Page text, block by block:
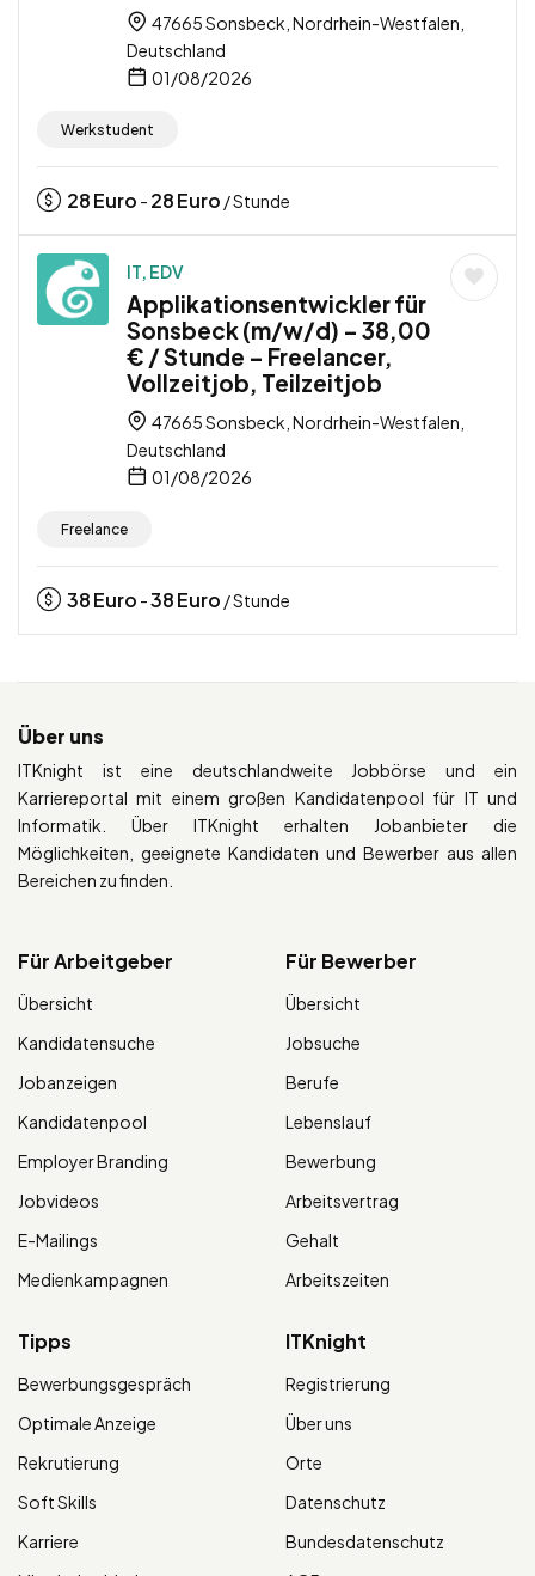
47665 Sonsbeck, Nordrhein-Westfalen,
Deutschland
01/08/2026
Werkstudent
28Euro - 28Euro / Stunde
IT, EDV
Applikationsentwickler für
Sonsbeck (m/w/d) – 38,00
€ / Stunde – Freelancer,
Vollzeitjob, Teilzeitjob
47665 Sonsbeck, Nordrhein-Westfalen,
Deutschland
01/08/2026
Freelance
38Euro -38Euro / Stunde
Über uns
ITKnight ist eine deutschlandweite Jobbörse und ein
Karriereportal mit einem großen Kandidatenpool für IT und
Informatik. Über ITKnight erhalten Jobanbieter die
Möglichkeiten, geeignete Kandidaten und Bewerber aus allen
Bereichen zu finden.
Für Arbeitgeber
Übersicht
Kandidatensuche
Jobanzeigen
Kandidatenpool
Employer Branding
Jobvideos
E-Mailings
Medienkampagnen
Für Bewerber
Übersicht
Jobsuche
Berufe
Lebenslauf
Bewerbung
Arbeitsvertrag
Gehalt
Arbeitszeiten
Tipps
Bewerbungsgespräch
Optimale Anzeige
Rekrutierung
Soft Skills
Karriere
ITKnight
Registrierung
Über uns
Orte
Datenschutz
Bundesdatenschutz